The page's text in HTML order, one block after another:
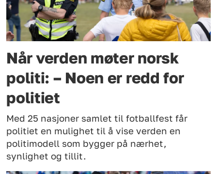
Når verden møter norsk
politi: – Noen er redd for
politiet
Med 25 nasjoner samlet til fotballfest får
politiet en mulighet til å vise verden en
politimodell som bygger på nærhet,
synlighet og tillit.